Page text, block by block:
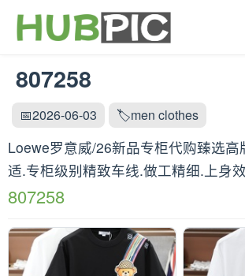
807258
📅2026-06-03 🏷️men clothes
Loewe罗意威/26新品专柜代购臻选
适.专柜级别精致车线.做工精细.上身
807258